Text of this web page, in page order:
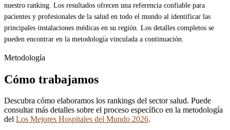
nuestro ranking. Los resultados ofrecen una referencia confiable para
pacientes y profesionales de la salud en todo el mundo al identificar las
principales instalaciones médicas en su región. Los detalles completos se
pueden encontrar en la metodología vinculada a continuación.
Metodología
Cómo trabajamos
Descubra cómo elaboramos los rankings del sector salud. Puede
consultar más detalles sobre el proceso específico en la metodología
del Los Mejores Hospitales del Mundo 2026.